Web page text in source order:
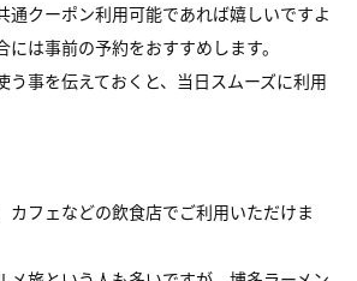
通クーポン利用可能であれば嬉しいですよ
は事前の予約をおすすめします。
う事を伝えておくと、当日スムーズに利用
カフェなどの飲食店でご利用いただけま